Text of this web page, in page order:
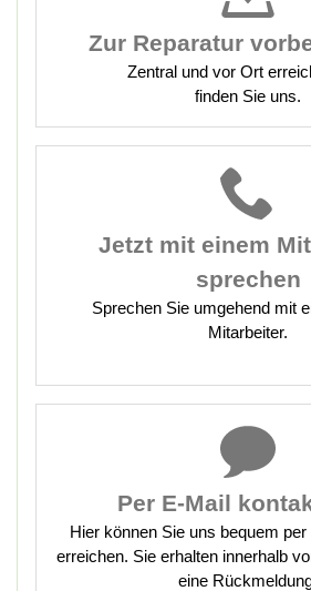
Zur Reparatur
Zentral und vor Ort
finden Sie uns.
Jetzt mit einem
sprechen
Sprechen Sie umgehend mit
Mitarbeiter.
Per E-Mail
Hier können Sie uns bequem
erreichen. Sie erhalten innerhalb
eine